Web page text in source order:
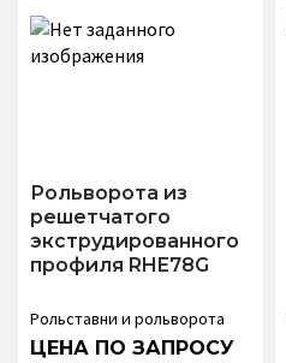
Рольворота из
решетчатого
экструдированного
профиля RHE78G
Рольставни и рольворота